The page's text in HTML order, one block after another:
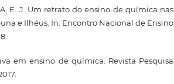
E. J. Um retrato do ensino de química nas
e Ilhéus. In: Encontro Nacional de Ensino
em ensino de química. Revista Pesquisa